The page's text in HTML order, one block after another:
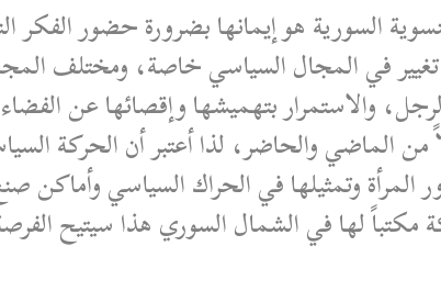
السورية هو إيمانها بضرورة حضور
في المجال السياسي خاصة، ومختلف
والاستمرار بتهميشها وإقصائها عن
الماضي والحاضر، لذا أعتبر أن الحركة
وتمثيلها في الحراك السياسي وأماكن
مكتباً لها في الشمال السوري هذا سيتيح